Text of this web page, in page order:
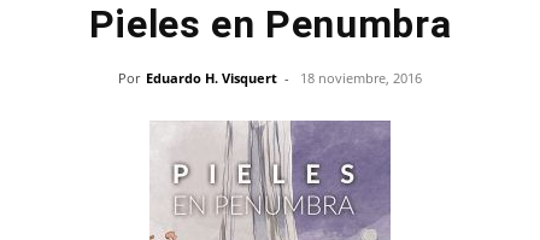
Pieles en Penumbra
Por Eduardo H. Visquert - 18 noviembre, 2016